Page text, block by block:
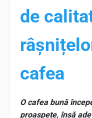
de
cafea
O cafea bună
proaspete, însă